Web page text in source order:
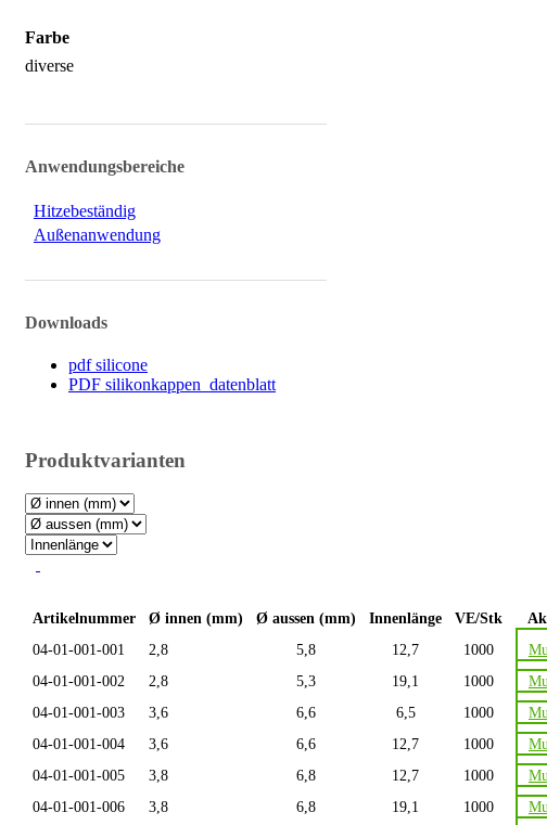
Farbe
diverse
Anwendungsbereiche
Hitzebeständig
Außenanwendung
Downloads
pdf silicone
PDF silikonkappen_datenblatt
Produktvarianten
Artikelnummer Ø innen (mm) Ø aussen (mm) Innenlänge VE/Stk
04-01-001-001
2,8 5,8 12,7 1000
04-01-001-002
2,8 5,3 19,1 1000
04-01-001-003
3,6 6,6 6,5 1000
04-01-001-004
3,6 6,6 12,7 1000
04-01-001-005
3,8 6,8 12,7 1000
04-01-001-006
3,8 6,8 19,1 1000